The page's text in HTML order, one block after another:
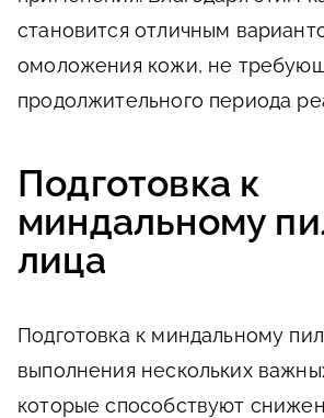
становится отличным
омоложения кожи, не
продолжительного периода
Подготовка к
миндальному
лица
Подготовка к миндальному
выполнения нескольких
которые способствуют